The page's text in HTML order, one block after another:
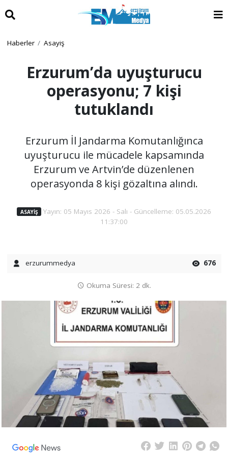
Haberler Asayiş
Erzurum’da uyuşturucu
operasyonu; 7 kişi
tutuklandı
Erzurum İl Jandarma Komutanlığınca
uyuşturucu ile mücadele kapsamında
Erzurum ve Artvin’de düzenlenen
operasyonda 8 kişi gözaltına alındı.
ASAYIŞ
Yayın: 05 Mayıs 2026 - Salı - Güncelleme: 05.05.2026
11:37:00
erzurummedya 676
Okuma Süresi: 2 dk.